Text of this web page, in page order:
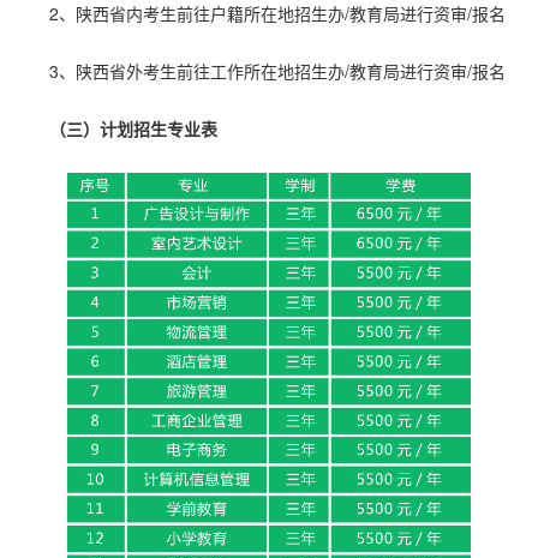
2、陕西省内考生前往户籍所在地招生办/教育局进行资审/报名
3、陕西省外考生前往工作所在地招生办/教育局进行资审/报名
（三）计划招生专业表